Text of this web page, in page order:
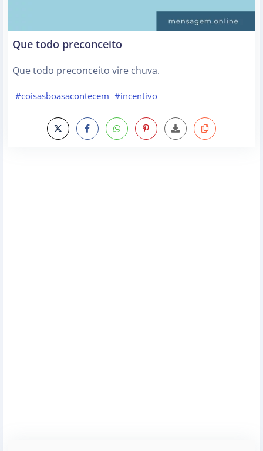
Que todo preconceito
Que todo preconceito vire chuva.
#coisasboasacontecem #incentivo